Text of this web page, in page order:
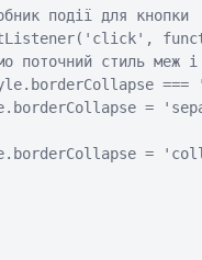
події для кнопки
поточний стиль меж
===
=
=